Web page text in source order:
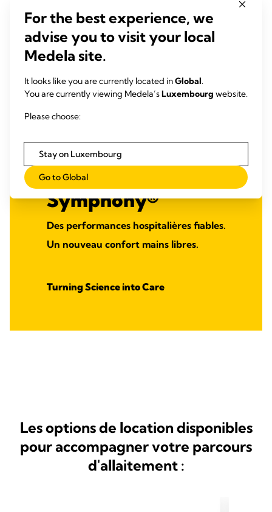
Symphony®
Des performances hospitalières fiables.
Un nouveau confort mains libres.
Turning Science into Care
Les options de location disponibles
pour accompagner votre parcours
d'allaitement :
For the best experience, we
advise you to visit your local
Medela site.
It looks like you are currently located inGlobal.
You are currently viewing Medela’sLuxembourg website.
Please choose:
Stay on Luxembourg
Go to Global